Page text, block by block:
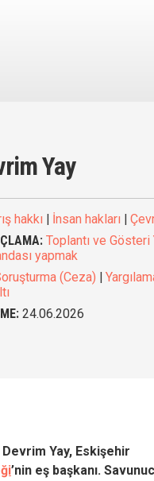
Yay
hakkı | İnsan hakları |
Toplantı ve
yapmak
(Ceza) |
24.06.2026
Yay, Eskişehir
’nin eş başkanı.